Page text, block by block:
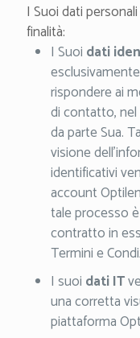
I Suoi dati
finalità:
I Suoi dati
rispondere ai
di contatto,
da parte Sua.
visione
identificativi
account
tale processo
contratto in
Termini e
I suoi dati IT
una corretta
piattaforma